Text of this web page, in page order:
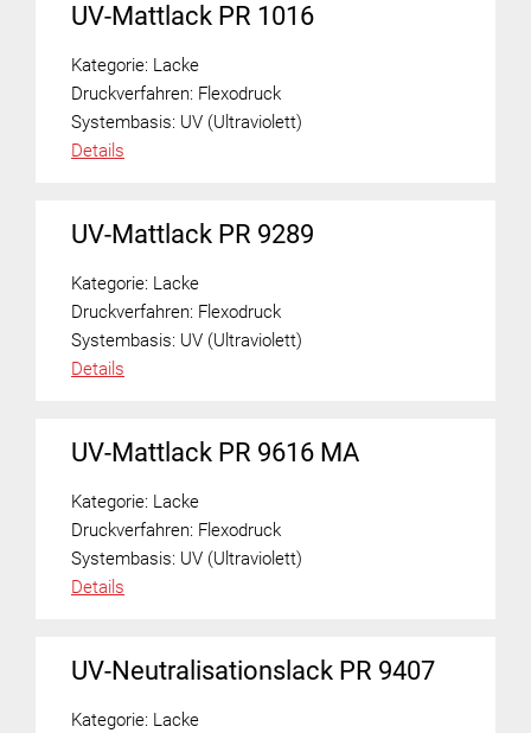
UV-Mattlack PR 1016
Kategorie: Lacke
Druckverfahren: Flexodruck
Systembasis: UV (Ultraviolett)
Details
UV-Mattlack PR 9289
Kategorie: Lacke
Druckverfahren: Flexodruck
Systembasis: UV (Ultraviolett)
Details
UV-Mattlack PR 9616 MA
Kategorie: Lacke
Druckverfahren: Flexodruck
Systembasis: UV (Ultraviolett)
Details
UV-Neutralisationslack PR 9407
Kategorie: Lacke